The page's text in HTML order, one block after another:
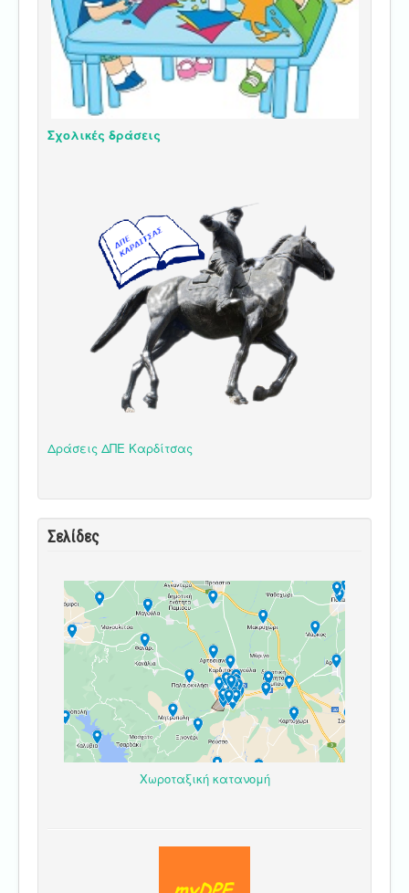
Σχολικές δράσεις
Δράσεις ΔΠΕ Καρδίτσας
Σελίδες
Χωροταξική κατανομή